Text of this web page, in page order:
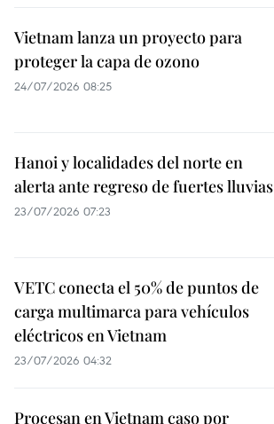
Vietnam lanza un proyecto para
proteger la capa de ozono
24/07/2026 08:25
Hanoi y localidades del norte en
alerta ante regreso de fuertes lluvias
23/07/2026 07:23
VETC conecta el 50% de puntos de
carga multimarca para vehículos
eléctricos en Vietnam
23/07/2026 04:32
Procesan en Vietnam caso por